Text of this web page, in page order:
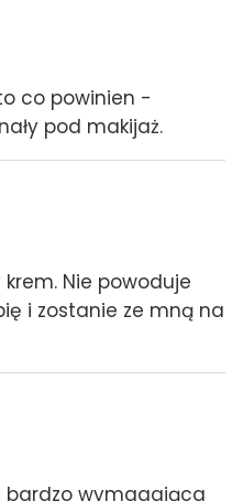
co powinien -
pod makijaż.
Nie powoduje
i zostanie ze mną na
bardzo wymagająca